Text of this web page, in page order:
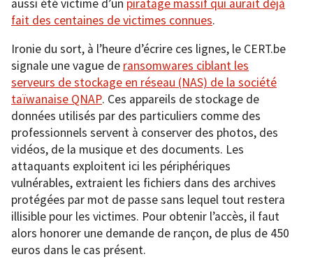
aussi été victime d’un piratage massif qui aurait déjà
fait des centaines de victimes connues.
Ironie du sort, à l’heure d’écrire ces lignes, le CERT.be
signale une vague de ransomwares ciblant les
serveurs de stockage en réseau (NAS) de la société
taïwanaise QNAP. Ces appareils de stockage de
données utilisés par des particuliers comme des
professionnels servent à conserver des photos, des
vidéos, de la musique et des documents. Les
attaquants exploitent ici les périphériques
vulnérables, extraient les fichiers dans des archives
protégées par mot de passe sans lequel tout restera
illisible pour les victimes. Pour obtenir l’accès, il faut
alors honorer une demande de rançon, de plus de 450
euros dans le cas présent.